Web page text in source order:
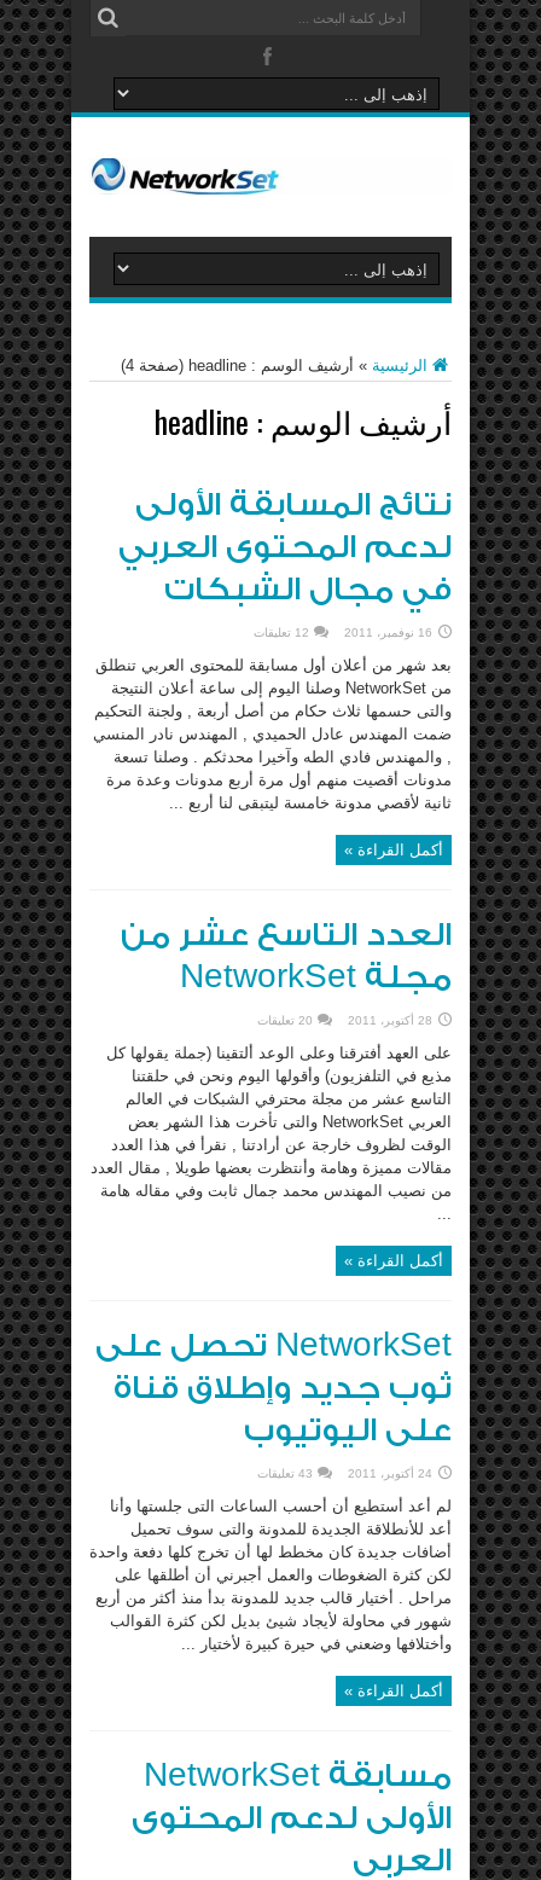
الرئيسية » أرشيف الوسم : headline (صفحة 4)
أرشيف الوسم : headline
نتائج المسابقة الأولى
لدعم المحتوى العربي
في مجال الشبكات
16 نوفمبر، 2011 12 تعليقات
بعد شهر من أعلان أول مسابقة للمحتوى العربي تنطلق
من NetworkSet وصلنا اليوم إلى ساعة أعلان النتيجة
والتى حسمها ثلاث حكام من أصل أربعة , ولجنة التحكيم
ضمت المهندس عادل الحميدي , المهندس نادر المنسي
, والمهندس فادي الطه وآخيرا محدثكم . وصلنا تسعة
مدونات أقصيت منهم أول مرة أربع مدونات وعدة مرة
ثانية لأقصي مدونة خامسة ليتبقى لنا أربع ...
أكمل القراءة »
العدد التاسع عشر من
مجلة NetworkSet
28 أكتوبر، 2011 20 تعليقات
على العهد أفترقنا وعلى الوعد ألتقينا (جملة يقولها كل
مذيع في التلفزيون) وأقولها اليوم ونحن في حلقتنا
التاسع عشر من مجلة محترفي الشبكات في العالم
العربي NetworkSet والتى تأخرت هذا الشهر بعض
الوقت لظروف خارجة عن أرادتنا , نقرأ في هذا العدد
مقالات مميزة وهامة وأنتظرت بعضها طويلا , مقال العدد
من نصيب المهندس محمد جمال ثابت وفي مقاله هامة
...
أكمل القراءة »
NetworkSet تحصل على
ثوب جديد وإطلاق قناة
على اليوتيوب
24 أكتوبر، 2011 43 تعليقات
لم أعد أستطيع أن أحسب الساعات التى جلستها وأنا
أعد للأنطلاقة الجديدة للمدونة والتى سوف تحميل
أضافات جديدة كان مخطط لها أن تخرج كلها دفعة واحدة
لكن كثرة الضغوطات والعمل أجبرني أن أطلقها على
مراحل . أختيار قالب جديد للمدونة بدأ منذ أكثر من أربع
شهور في محاولة لأيجاد شيئ بديل لكن كثرة القوالب
وأختلافها وضعني في حيرة كبيرة لأختيار ...
أكمل القراءة »
مسابقة NetworkSet
الأولى لدعم المحتوى
العربي